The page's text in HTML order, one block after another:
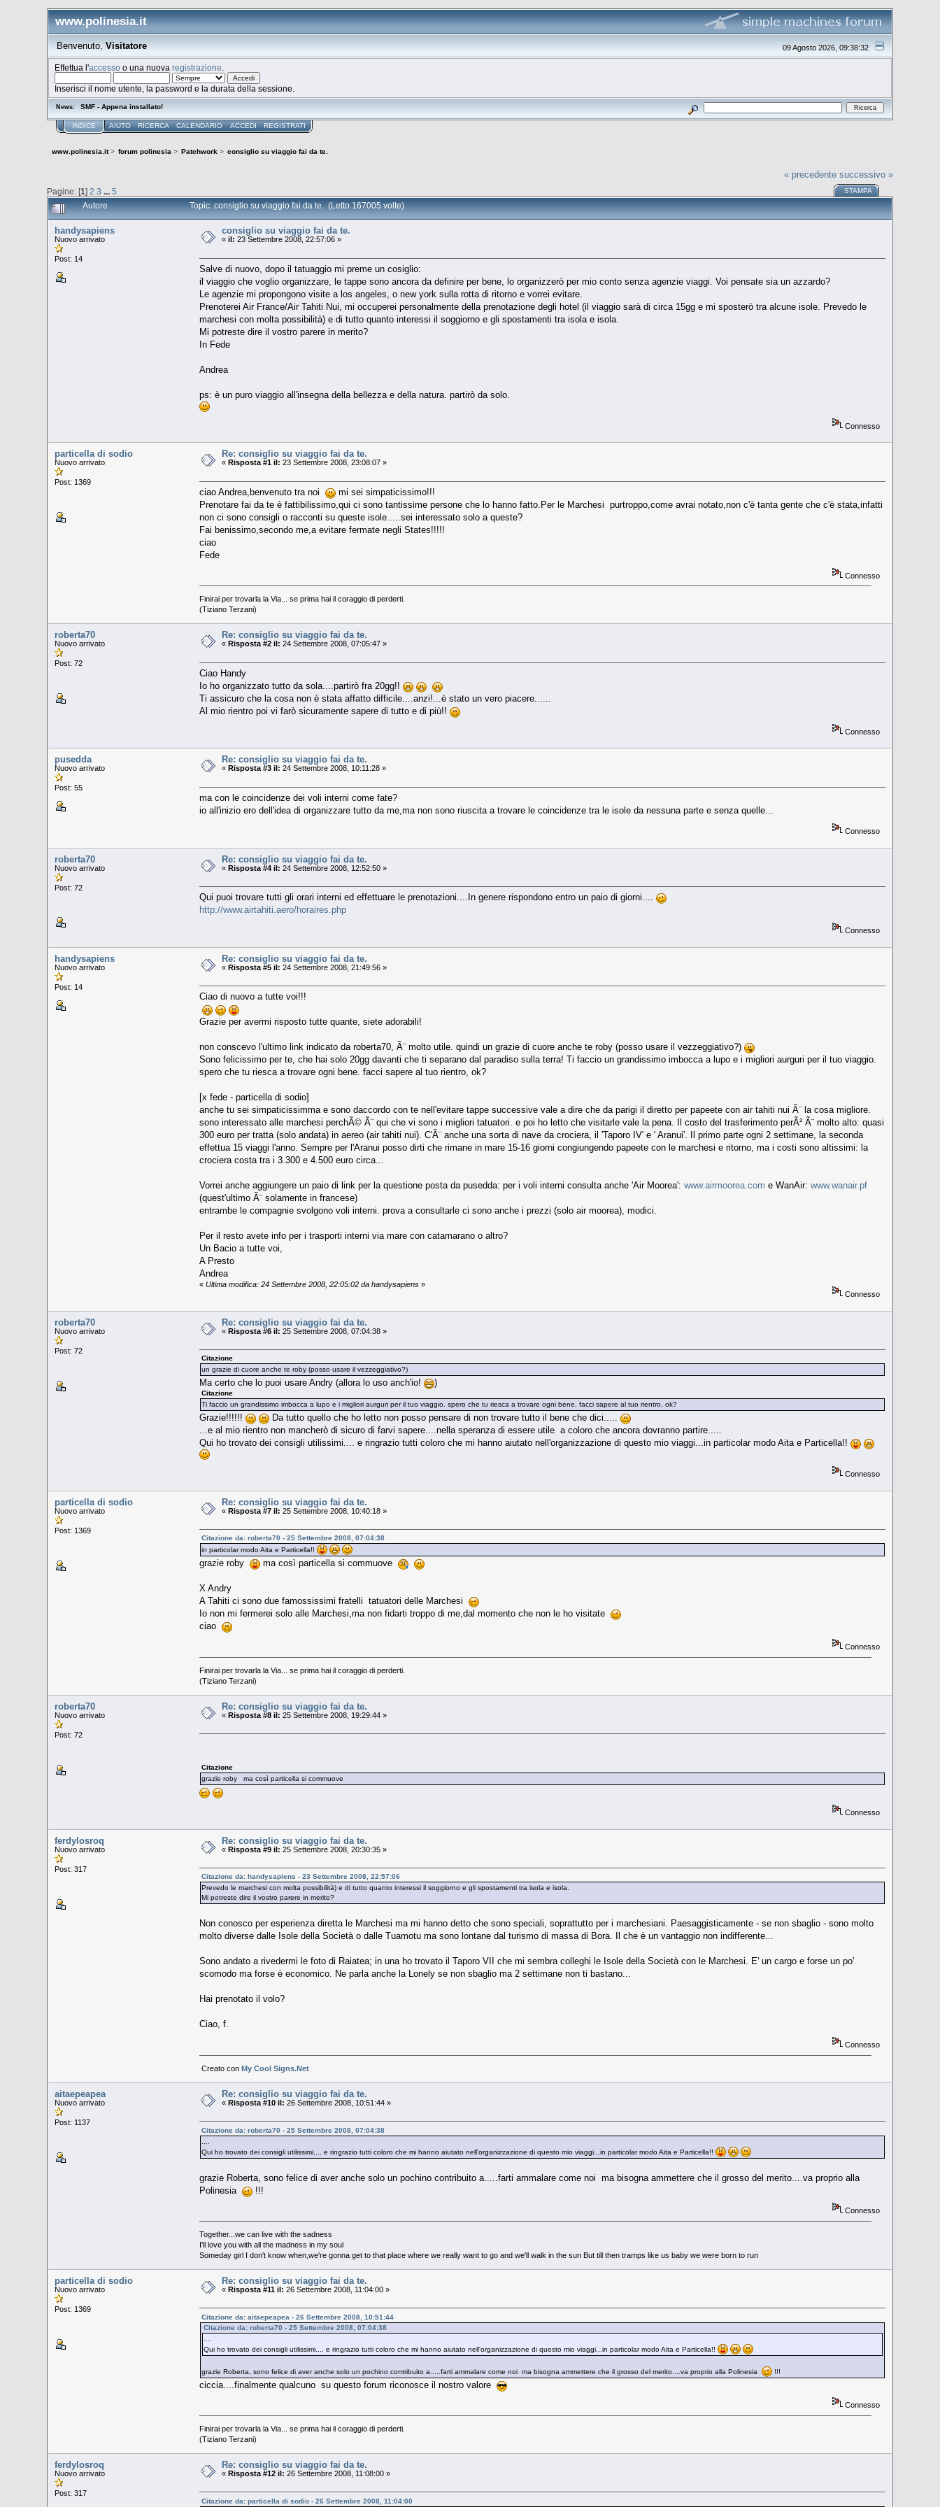
www.polinesia.it
09 Agosto 2026, 09:38:32
Benvenuto, Visitatore
Effettua l'accesso o una nuovaregistrazione
Inserisci il nome utente, la password e la durata della sessione.
News: SMF - Appena installato!
INDICE AIUTO RICERCA CALENDARIO ACCEDI REGISTRATI
www.polinesia.it> forum polinesia> Patchwork> consiglio su viaggio fai da te.
« precedente successivo »
Pagine: [1] 2 3 ...5 STAMPA
Autore Topic: consiglio su viaggio fai da te. (Letto 167005 volte)
handysapiens
Nuovo arrivato
Post: 14
consiglio su viaggio fai da te.
«il: 23 Settembre 2008, 22:57:06 »
Salve di nuovo, dopo il tatuaggio mi preme un cosiglio:
il viaggio che voglio organizzare, le tappe sono ancora da definire per bene, lo organizzerò per mio conto senza agenzie viaggi. Voi pensate sia un azzardo?
Le agenzie mi propongono visite a los angeles, o new york sulla rotta di ritorno e vorrei evitare.
Prenoterei Air France/Air Tahiti Nui, mi occuperei personalmente della prenotazione degli hotel (il viaggio sarà di circa 15gg e mi sposterò tra alcune isole. Prevedo le
marchesi con molta possibilità) e di tutto quanto interessi il soggiorno e gli spostamenti tra isola e isola.
Mi potreste dire il vostro parere in merito?
In Fede
Andrea
ps: è un puro viaggio all'insegna della bellezza e della natura. partirò da solo.
Connesso
particella di sodio
Nuovo arrivato
Post: 1369
Re: consiglio su viaggio fai da te.
« Risposta #1 il: 23 Settembre 2008, 23:08:07 »
ciao Andrea,benvenuto tra noi
mi sei simpaticissimo!!!
Prenotare fai da te è fattibilissimo,qui ci sono tantissime persone che lo hanno fatto.Per le Marchesi purtroppo,come avrai notato,non c'è tanta gente che c'è stata,infatti
non ci sono consigli o racconti su queste isole.....sei interessato solo a queste?
Fai benissimo,secondo me,a evitare fermate negli States!!!!!
ciao
Fede
Connesso
Finirai per trovarla la Via... se prima hai il coraggio di perderti.
(Tiziano Terzani)
roberta70
Nuovo arrivato
Post: 72
Re: consiglio su viaggio fai da te.
« Risposta #2 il: 24 Settembre 2008, 07:05:47 »
Ciao Handy
Io ho organizzato tutto da sola....partirò fra 20gg!!
Ti assicuro che la cosa non è stata affatto difficile....anzi!...è stato un vero piacere......
Al mio rientro poi vi farò sicuramente sapere di tutto e di più!!
Connesso
pusedda
Nuovo arrivato
Post: 55
Re: consiglio su viaggio fai da te.
« Risposta #3 il: 24 Settembre 2008, 10:11:28 »
ma con le coincidenze dei voli interni come fate?
io all'inizio ero dell'idea di organizzare tutto da me,ma non sono riuscita a trovare le coincidenze tra le isole da nessuna parte e senza quelle...
Connesso
roberta70
Nuovo arrivato
Post: 72
Re: consiglio su viaggio fai da te.
«Risposta #4 il: 24 Settembre 2008, 12:52:50 »
Qui puoi trovare tutti gli orari interni ed effettuare le prenotazioni....In genere rispondono entro un paio di giorni....
http://www.airtahiti.aero/horaires.php
Connesso
handysapiens
Nuovo arrivato
Post: 14
Re: consiglio su viaggio fai da te.
«Risposta #5 il: 24 Settembre 2008, 21:49:56 »
Ciao di nuovo a tutte voi!!!
Grazie per avermi risposto tutte quante, siete adorabili!
non conscevo l'ultimo link indicato da roberta70, Ã¨ molto utile. quindi un grazie di cuore anche te roby (posso usare il vezzeggiativo?)
Sono felicissimo per te, che hai solo 20gg davanti che ti separano dal paradiso sulla terra! Ti faccio un grandissimo imbocca a lupo e i migliori aurguri per il tuo viaggio.
spero che tu riesca a trovare ogni bene. facci sapere al tuo rientro, ok?
[x fede - particella di sodio]
anche tu sei simpaticissimma e sono daccordo con te nell'evitare tappe successive vale a dire che da parigi il diretto per papeete con air tahiti nui Ã¨ la cosa migliore.
sono interessato alle marchesi perchÃ© Ã¨ qui che vi sono i migliori tatuatori. e poi ho letto che visitarle vale la pena. Il costo del trasferimento perÃ² Ã¨ molto alto: quasi
300 euro per tratta (solo andata) in aereo (air tahiti nui). C'Ã¨ anche una sorta di nave da crociera, il 'Taporo IV' e ' Aranui'. Il primo parte ogni 2 settimane, la seconda
effettua 15 viaggi l'anno. Sempre per l'Aranui posso dirti che rimane in mare 15-16 giorni congiungendo papeete con le marchesi e ritorno, ma i costi sono altissimi: la
crociera costa tra i 3.300 e 4.500 euro circa...
Vorrei anche aggiungere un paio di link per la questione posta da pusedda: per i voli interni consulta anche 'Air Moorea': www.airmoorea.com e WanAir: www.wanair.pf
(quest'ultimo Ã¨ solamente in francese)
entrambe le compagnie svolgono voli interni. prova a consultarle ci sono anche i prezzi (solo air moorea), modici.
Per il resto avete info per i trasporti interni via mare con catamarano o altro?
Un Bacio a tutte voi,
A Presto
Andrea
« Ultima modifica: 24 Settembre 2008, 22:05:02 da handysapiens»
Connesso
roberta70
Nuovo arrivato
Post: 72
Re: consiglio su viaggio fai da te.
«Risposta #6 il: 25 Settembre 2008, 07:04:38 »
Citazione
un grazie di cuore anche te roby (posso usare il vezzeggiativo?)
Ma certo che lo puoi usare Andry (allora lo uso anch'io! )
Citazione
Ti faccio un grandissimo imbocca a lupo e i migliori aurguri per il tuo viaggio. spero che tu riesca a trovare ogni bene. facci sapere al tuo rientro, ok?
Grazie!!!!!!
Da tutto quello che ho letto non posso pensare di non trovare tutto il bene che dici.....
...e al mio rientro non mancherò di sicuro di farvi sapere....nella speranza di essere utile a coloro che ancora dovranno partire.....
Qui ho trovato dei consigli utilissimi.... e ringrazio tutti coloro che mi hanno aiutato nell'organizzazione di questo mio viaggi...in particolar modo Aita e Particella!!
Connesso
particella di sodio
Nuovo arrivato
Post: 1369
Re: consiglio su viaggio fai da te.
«Risposta #7 il: 25 Settembre 2008, 10:40:18 »
Citazione da: roberta70 - 25 Settembre 2008, 07:04:38
in particolar modo Aita e Particella!!
grazie roby ma così particella si commuove
X Andry
A Tahiti ci sono due famossissimi fratelli tatuatori delle Marchesi
Io non mi fermerei solo alle Marchesi,ma non fidarti troppo di me,dal momento che non le ho visitate
ciao
Connesso
Finirai per trovarla la Via... se prima hai il coraggio di perderti.
(Tiziano Terzani)
roberta70
Nuovo arrivato
Post: 72
Re: consiglio su viaggio fai da te.
«Risposta #8 il: 25 Settembre 2008, 19:29:44 »
Citazione
grazie roby ma così particella si commuove
Connesso
ferdylosroq
Nuovo arrivato
Post: 317
Re: consiglio su viaggio fai da te.
«Risposta #9 il: 25 Settembre 2008, 20:30:35 »
Citazione da: handysapiens - 23 Settembre 2008, 22:57:06
Prevedo le marchesi con molta possibilità) e di tutto quanto interessi il soggiorno e gli spostamenti tra isola e isola.
Mi potreste dire il vostro parere in merito?
Non conosco per esperienza diretta le Marchesi ma mi hanno detto che sono speciali, soprattutto per i marchesiani. Paesaggisticamente - se non sbaglio - sono molto
molto diverse dalle Isole della Società o dalle Tuamotu ma sono lontane dal turismo di massa di Bora. Il che è un vantaggio non indifferente...
Sono andato a rivedermi le foto di Raiatea; in una ho trovato il Taporo VII che mi sembra colleghi le Isole della Società con le Marchesi. E' un cargo e forse un po'
scomodo ma forse è economico. Ne parla anche la Lonely se non sbaglio ma 2 settimane non ti bastano...
Hai prenotato il volo?
Ciao, f.
Connesso
Creato con My Cool Signs.Net
aitaepeapea
Nuovo arrivato
Post: 1137
Re: consiglio su viaggio fai da te.
«Risposta #10 il: 26 Settembre 2008, 10:51:44 »
Citazione da: roberta70 - 25 Settembre 2008, 07:04:38
Qui ho trovato dei consigli utilissimi.... e ringrazio tutti coloro che mi hanno aiutato nell'organizzazione di questo mio viaggi...in particolar modo Aita e Particella!!
grazie Roberta, sono felice di aver anche solo un pochino contribuito a.....farti ammalare come noi ma bisogna ammettere che il grosso del merito....va proprio alla
Polinesia
!!!
Connesso
Together...we can live with the sadness
I'll love you with all the madness in my soul
Someday girl I don't know when,we're gonna get to that place where we really want to go and we'll walk in the sun But till then tramps like us baby we were born to run
particella di sodio
Nuovo arrivato
Post: 1369
Re: consiglio su viaggio fai da te.
«Risposta #11 il: 26 Settembre 2008, 11:04:00 »
Citazione da: aitaepeapea - 26 Settembre 2008, 10:51:44
Citazione da: roberta70 - 25 Settembre 2008, 07:04:38
Qui ho trovato dei consigli utilissimi.... e ringrazio tutti coloro che mi hanno aiutato nell'organizzazione di questo mio viaggi...in particolar modo Aita e Particella!!
grazie Roberta, sono felice di aver anche solo un pochino contribuito a.....farti ammalare come noi ma bisogna ammettere che il grosso del merito....va proprio alla Polinesia !!!
ciccia....finalmente qualcuno su questo forum riconosce il nostro valore
Connesso
Finirai per trovarla la Via... se prima hai il coraggio di perderti.
(Tiziano Terzani)
ferdylosroq
Nuovo arrivato
Post: 317
Re: consiglio su viaggio fai da te.
«Risposta #12 il: 26 Settembre 2008, 11:08:00 »
Citazione da: particella di sodio - 26 Settembre 2008, 11:04:00